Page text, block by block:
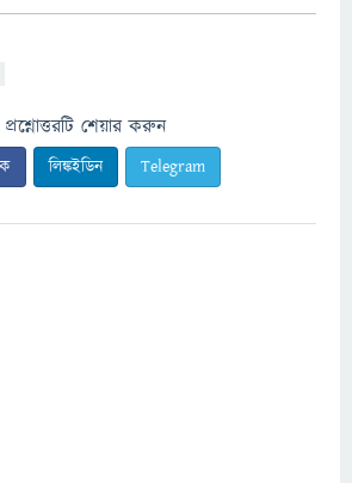
প্রশ্নোত্তরটি শেয়ার করুন
লিঙ্কইডিন Telegram